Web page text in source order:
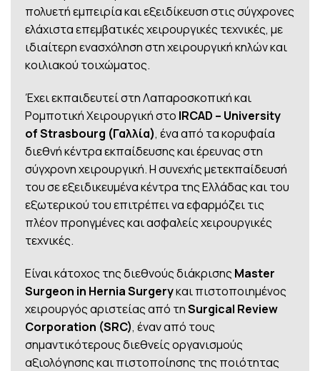
πολυετή εμπειρία και εξειδίκευση στις σύγχρονες
ελάχιστα επεμβατικές χειρουργικές τεχνικές, με
ιδιαίτερη ενασχόληση στη χειρουργική κηλών και
κοιλιακού τοιχώματος.
Έχει εκπαιδευτεί στη Λαπαροσκοπική και
Ρομποτική Χειρουργική στο IRCAD – University
of Strasbourg (Γαλλία), ένα από τα κορυφαία
διεθνή κέντρα εκπαίδευσης και έρευνας στη
σύγχρονη χειρουργική. Η συνεχής μετεκπαίδευσή
του σε εξειδικευμένα κέντρα της Ελλάδας και του
εξωτερικού του επιτρέπει να εφαρμόζει τις
πλέον προηγμένες και ασφαλείς χειρουργικές
τεχνικές.
Είναι κάτοχος της διεθνούς διάκρισης Master
Surgeon in Hernia Surgeryκαι πιστοποιημένος
χειρουργός αριστείας από τηSurgical Review
Corporation (SRC), έναν από τους
σημαντικότερους διεθνείς οργανισμούς
αξιολόγησης και πιστοποίησης της ποιότητας